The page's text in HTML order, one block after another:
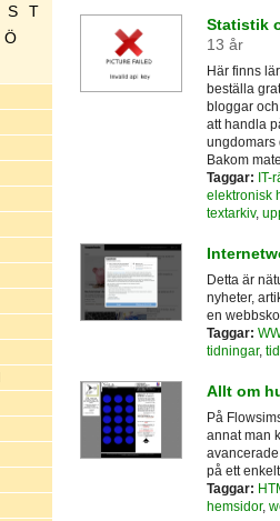
S
T
Ö
Statistik
13 år
Här finns
beställa
bloggar
att handla
ungdomars
Bakom
Taggar: IT-
elektronisk
textarkiv,
Detta är
nyheter,
en
Taggar:
tidningar,
Allt om
På
annat man
på ett
Taggar:
hemsidor,